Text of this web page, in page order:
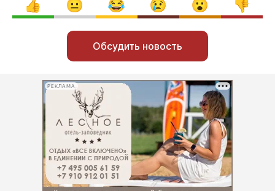
Обсудить новость
РЕКЛАМА